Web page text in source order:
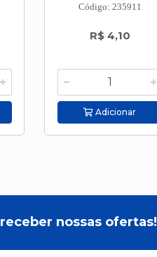
Código: 235911
R$ 4,10
Adicionar
nossas ofertas!